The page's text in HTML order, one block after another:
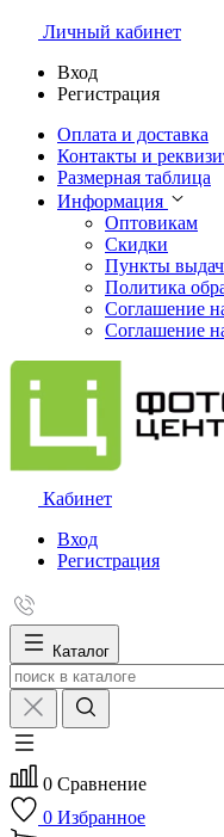
Личный кабинет
Вход
Регистрация
Оплата и доставка
Контакты и
Размерная таблица
Информация
Оптовикам
Скидки
Пункты
Политика
Соглашение
Соглашение
Кабинет
Вход
Регистрация
Каталог
0 Сравнение
0 Избранное